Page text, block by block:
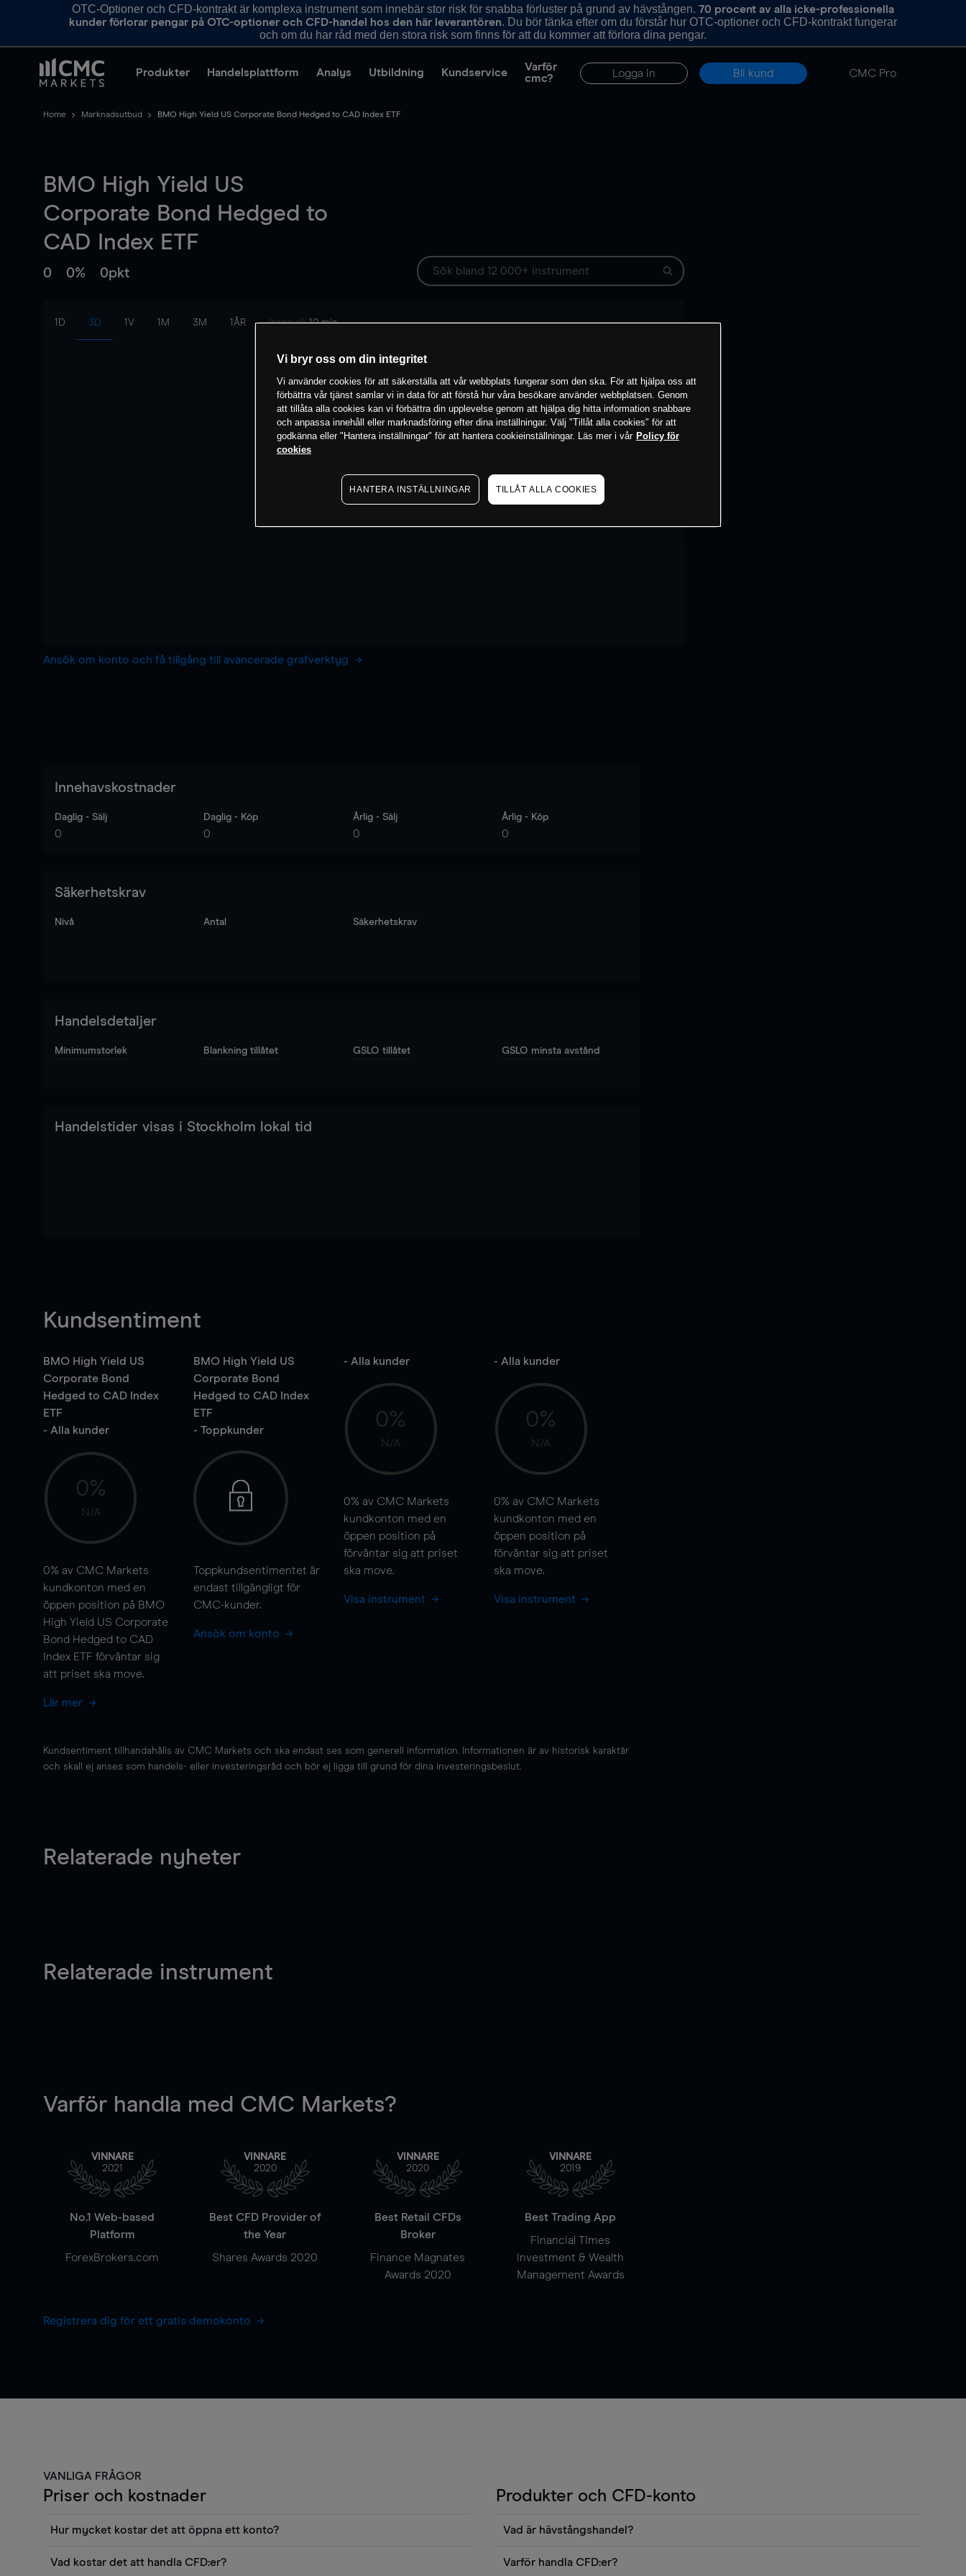
OTC-Optioner och CFD-kontrakt är komplexa instrument som innebär stor risk för snabba förluster på grund av hävstången. 70 procent av alla icke-professionella
kunder förlorar pengar på OTC-optioner och CFD-handel hos den här leverantören. Du bör tänka efter om du förstår hur OTC-optioner och CFD-kontrakt fungerar
och om du har råd med den stora risk som finns för att du kommer att förlora dina pengar.
Produkter Handelsplattform Analys Utbildning Kundservice
Varför
cmc?
Logga in Bli kund CMC Pro
Home Marknadsutbud BMO High Yield US Corporate Bond Hedged to CAD Index ETF
BMO High Yield US
Corporate Bond Hedged to
CAD Index ETF
0 0% 0pkt
1D 3D 1V 1M 3M 1ÅR Intervall:10 min
Ansök om konto och få tillgång till avancerade grafverktyg
Innehavskostnader
Daglig - Sälj
0
Daglig - Köp
0
Årlig - Sälj
0
Årlig - Köp
0
Säkerhetskrav
Nivå Antal Säkerhetskrav
Handelsdetaljer
Minimumstorlek Blankning tillåtet GSLO tillåtet GSLO minsta avstånd
Handelstider visas i Stockholm lokal tid
Kundsentiment
BMO High Yield US
Corporate Bond
Hedged to CAD Index
ETF
- Alla kunder
0%
N/A
0% av CMC Markets
kundkonton med en
öppen position på BMO
High Yield US Corporate
Bond Hedged to CAD
Index ETF förväntar sig
att priset ska move.
Lär mer
BMO High Yield US
Corporate Bond
Hedged to CAD Index
ETF
- Toppkunder
Toppkundsentimentet är
endast tillgängligt för
CMC-kunder.
Ansök om konto
- Alla kunder
0%
N/A
0% av CMC Markets
kundkonton med en
öppen position på
förväntar sig att priset
ska move.
Visa instrument
- Alla kunder
0%
N/A
0% av CMC Markets
kundkonton med en
öppen position på
förväntar sig att priset
ska move.
Visa instrument
Kundsentiment tillhandahålls av CMC Markets och ska endast ses som generell information. Informationen är av historisk karaktär
och skall ej anses som handels- eller investeringsråd och bör ej ligga till grund för dina investeringsbeslut.
Relaterade nyheter
Relaterade instrument
Varför handla med CMC Markets?
VINNARE
2021
No.1 Web-based
Platform
ForexBrokers.com
VINNARE
2020
Best CFD Provider of
the Year
Shares Awards 2020
VINNARE
2020
Best Retail CFDs
Broker
Finance Magnates
Awards 2020
VINNARE
2019
Best Trading App
Financial Times
Investment & Wealth
Management Awards
Registrera dig för ett gratis demokonto
VANLIGA FRÅGOR
Priser och kostnader
Hur mycket kostar det att öppna ett konto?
Vad kostar det att handla CFD:er?
Produkter och CFD-konto
Vad är hävstångshandel?
Varför handla CFD:er?
Vi bryr oss om din integritet
Vi använder cookies för att säkerställa att vår webbplats fungerar som den ska. För att hjälpa oss att
förbättra vår tjänst samlar vi in data för att förstå hur våra besökare använder webbplatsen. Genom
att tillåta alla cookies kan vi förbättra din upplevelse genom att hjälpa dig hitta information snabbare
och anpassa innehåll eller marknadsföring efter dina inställningar. Välj "Tillåt alla cookies" för att
godkänna eller "Hantera inställningar" för att hantera cookieinställningar. Läs mer i vår Policy för
cookies
HANTERA INSTÄLLNINGAR TILLÅT ALLA COOKIES